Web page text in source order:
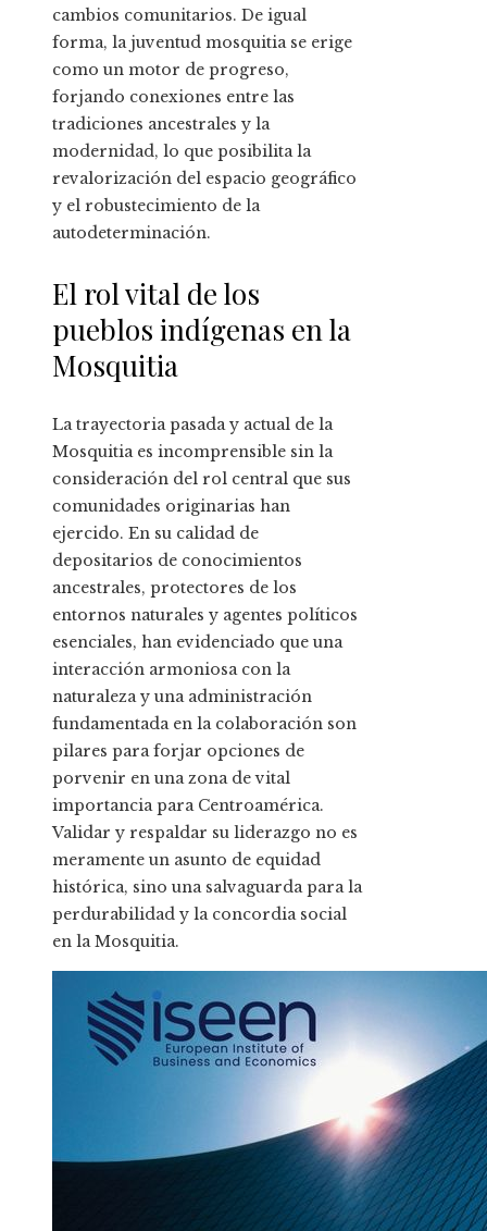
cambios comunitarios. De igual
forma, la juventud mosquitia se erige
como un motor de progreso,
forjando conexiones entre las
tradiciones ancestrales y la
modernidad, lo que posibilita la
revalorización del espacio geográfico
y el robustecimiento de la
autodeterminación.
El rol vital de los
pueblos indígenas en la
Mosquitia
La trayectoria pasada y actual de la
Mosquitia es incomprensible sin la
consideración del rol central que sus
comunidades originarias han
ejercido. En su calidad de
depositarios de conocimientos
ancestrales, protectores de los
entornos naturales y agentes políticos
esenciales, han evidenciado que una
interacción armoniosa con la
naturaleza y una administración
fundamentada en la colaboración son
pilares para forjar opciones de
porvenir en una zona de vital
importancia para Centroamérica.
Validar y respaldar su liderazgo no es
meramente un asunto de equidad
histórica, sino una salvaguarda para la
perdurabilidad y la concordia social
en la Mosquitia.